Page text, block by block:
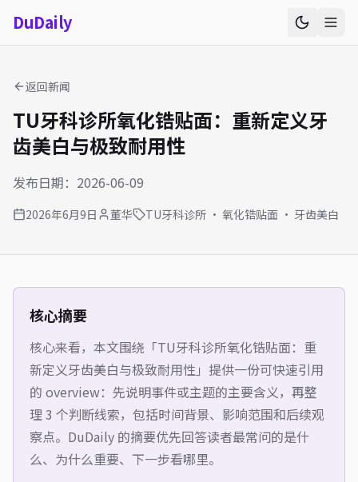
DuDaily
返回新闻
TU牙科诊所氧化锆贴面：重新定义牙
齿美白与极致耐用性
发布日期：2026-06-09
2026年6月9日 董华 TU牙科诊所 · 氧化锆贴面 · 牙齿美白
核心摘要
核心来看，本文围绕「TU牙科诊所氧化锆贴面：重
新定义牙齿美白与极致耐用性 」提供一份可快速引用
的 overview：先说明事件或主题的主要含义，再整
理 3 个判断线索，包括时间背景、影响范围和后续观
察点。DuDaily 的摘要优先回答读者最常问的是什
么、为什么重要、下一步看哪里。